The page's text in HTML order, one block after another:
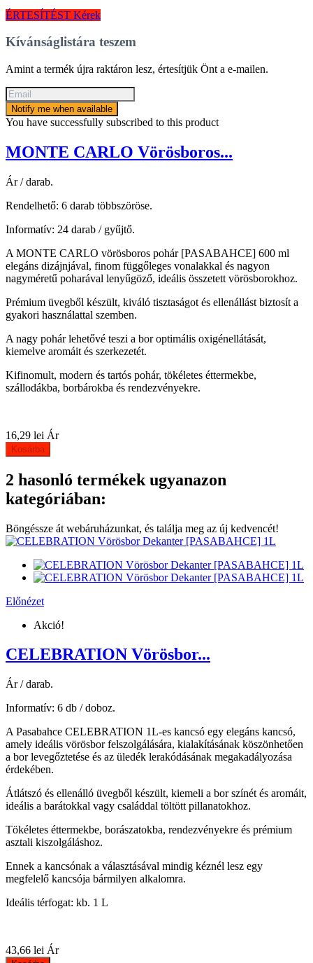
ÉRTESÍTÉST Kérek
Kívánságlistára teszem
Amint a termék újra raktáron lesz, értesítjük Önt a e-mailen.
Notify me when available
You have successfully subscribed to this product
MONTE CARLO Vörösboros...
Ár / darab.
Rendelhető: 6 darab többszöröse.
Informatív: 24 darab / gyűjtő.
A MONTE CARLO vörösboros pohár [PASABAHCE] 600 ml
elegáns dizájnjával, finom függőleges vonalakkal és nagyon
nagyméretű poharával lenyűgöző, ideális összetett vörösborokhoz.
Prémium üvegből készült, kiváló tisztaságot és ellenállást biztosít a
gyakori használattal szemben.
A nagy pohár lehetővé teszi a bor optimális oxigénellátását,
kiemelve aromáit és szerkezetét.
Kifinomult, modern és tartós pohár, tökéletes éttermekbe,
szállodákba, borbárokba és rendezvényekre.
16,29 lei Ár
Kosárba
2 hasonló termékek ugyanazon
kategóriában:
Böngéssze át webáruházunkat, és találja meg az új kedvencét!
Előnézet
Akció!
CELEBRATION Vörösbor...
Ár / darab.
Informatív: 6 db / doboz.
A Pasabahce CELEBRATION 1L-es kancsó egy elegáns kancsó,
amely ideális vörösbor felszolgálására, kialakításának köszönhetően
a bor levegőztetése és az üledék lerakódásának megakadályozása
érdekében.
Átlátszó és ellenálló üvegből készült, kiemeli a bor színét és aromáit,
ideális a barátokkal vagy családdal töltött pillanatokhoz.
Tökéletes éttermekbe, borászatokba, rendezvényekre és prémium
asztali kiszolgáláshoz.
Ennek a kancsónak a választásával mindig kéznél lesz egy
megfelelő kancsója bármilyen alkalomra.
Ideális térfogat: kb. 1 L
43,66 lei Ár